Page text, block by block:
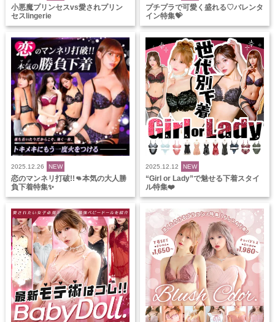
小悪魔プリンセスvs愛されプリン
セスlingerie
プチプラで可愛く盛れる♡バレンタ
イン特集💝
2025.12.26 NEW
恋のマンネリ打破!!👊本気の大人勝
負下着特集✨
2025.12.12 NEW
“Girl or Lady”で魅せる下着スタイ
ル特集❤️